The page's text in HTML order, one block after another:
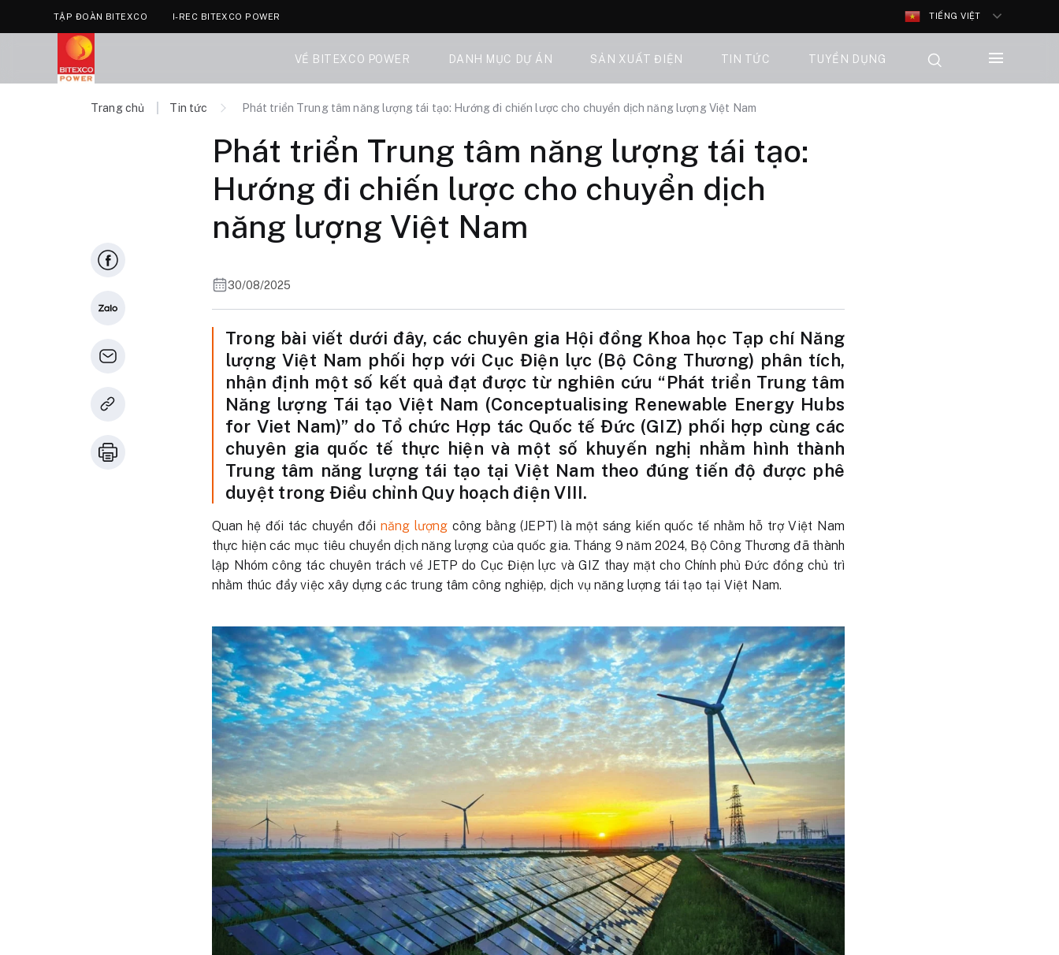
TẬP ĐOÀN BITEXCO I-REC BITEXCO POWER TIẾNG VIỆT
VỀ BITEXCO POWER DANH MỤC DỰ ÁN SẢN XUẤT ĐIỆN TIN TỨC TUYỂN DỤNG
Trang chủ Tin tức Phát triển Trung tâm năng lượng tái tạo: Hướng đi chiến lược cho chuyển dịch năng lượng Việt Nam
Phát triển Trung tâm năng lượng tái tạo:
Hướng đi chiến lược cho chuyển dịch
năng lượng Việt Nam
30/08/2025
Trong bài viết dưới đây, các chuyên gia Hội đồng Khoa học Tạp chí Năng
lượng Việt Nam phối hợp với Cục Điện lực (Bộ Công Thương) phân tích,
nhận định một số kết quả đạt được từ nghiên cứu “Phát triển Trung tâm
Năng lượng Tái tạo Việt Nam (Conceptualising Renewable Energy Hubs
for Viet Nam)” do Tổ chức Hợp tác Quốc tế Đức (GIZ) phối hợp cùng các
chuyên gia quốc tế thực hiện và một số khuyến nghị nhằm hình thành
Trung tâm năng lượng tái tạo tại Việt Nam theo đúng tiến độ được phê
duyệt trong Điều chỉnh Quy hoạch điện VIII.
Quan hệ đối tác chuyển đổi năng lượng công bằng (JEPT) là một sáng kiến quốc tế nhằm hỗ trợ Việt Nam
thực hiện các mục tiêu chuyển dịch năng lượng của quốc gia. Tháng 9 năm 2024, Bộ Công Thương đã thành
lập Nhóm công tác chuyên trách về JETP do Cục Điện lực và GIZ thay mặt cho Chính phủ Đức đồng chủ trì
nhằm thúc đẩy việc xây dựng các trung tâm công nghiệp, dịch vụ năng lượng tái tạo tại Việt Nam.